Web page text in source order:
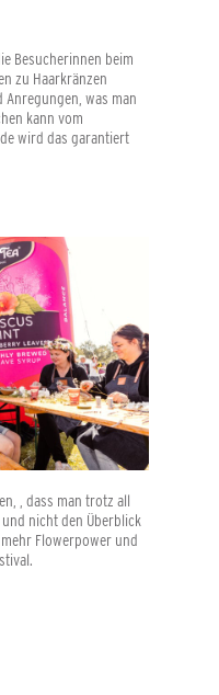
Besucherinnen beim
zu Haarkränzen
Anregungen, was man
kann vom
wird das garantiert
, dass man trotz all
nicht den Überblick
Flowerpower und